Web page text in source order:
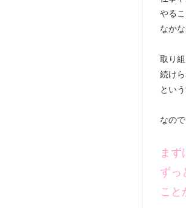
やる
なか
取り
続け
とい
なので
まず
ずっ
こと